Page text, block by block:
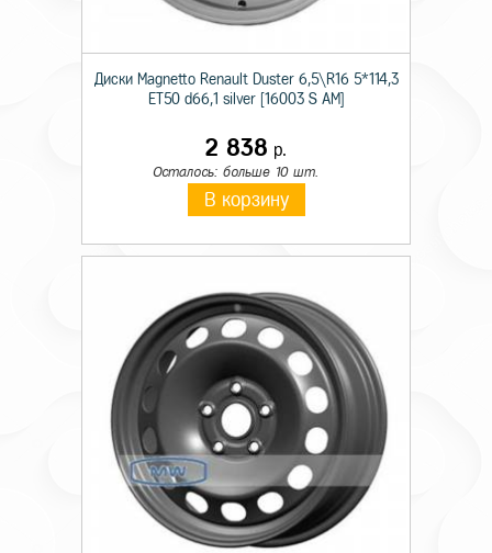
Диски Magnetto Renault Duster 6,5\R16 5*114,3
ET50 d66,1 silver [16003 S AM]
2 838 р.
Осталось: больше 10 шт.
В корзину